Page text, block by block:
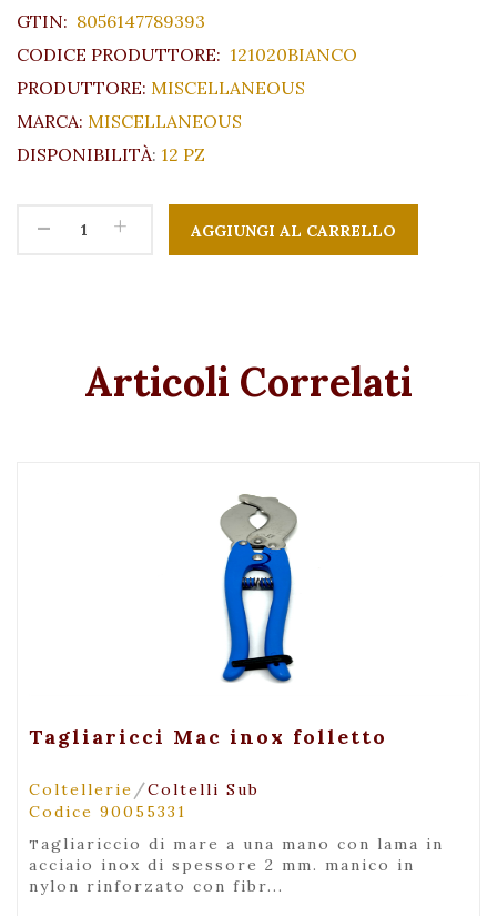
GTIN: 8056147789393
CODICE PRODUTTORE: 121020BIANCO
PRODUTTORE: MISCELLANEOUS
MARCA: MISCELLANEOUS
DISPONIBILITÀ: 12 PZ
- +
Articoli Correlati
+ Visualizza
Tagliaricci Mac inox folletto
Coltellerie /Coltelli Sub
Codice 90055331
tagliariccio di mare a una mano con lama in
acciaio inox di spessore 2 mm. manico in
nylon rinforzato con fibr...